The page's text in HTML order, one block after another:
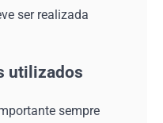
ser realizada
utilizados
sempre